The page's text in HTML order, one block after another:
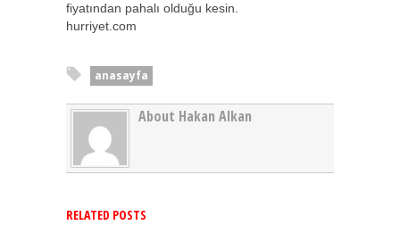
fiyatından pahalı olduğu kesin.
hurriyet.com
anasayfa
About Hakan Alkan
RELATED POSTS